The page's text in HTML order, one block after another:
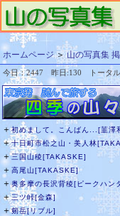
ホームページ＞山の写真集
今日：2447 昨日:130 トータル
＋初めまして。こんばん...[韮澤
＋十日町市松之山・美人林
＋三国山稜[TAKASKE]
＋ 高尾山[TAKASKE]
＋奥多摩の長沢背稜[ピークハン
＋三ツ峠[金森]
＋剱岳[リブル]